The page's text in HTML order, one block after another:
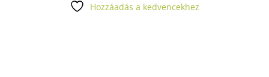
Hozzáadás a kedvencekhez